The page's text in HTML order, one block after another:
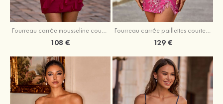
Fourreau carrée mousseline courte/mini robe de fête de la rentré avec volants
108 €
Fourreau carrée paillettes courte/mini robe de fête de la rentrée
129 €